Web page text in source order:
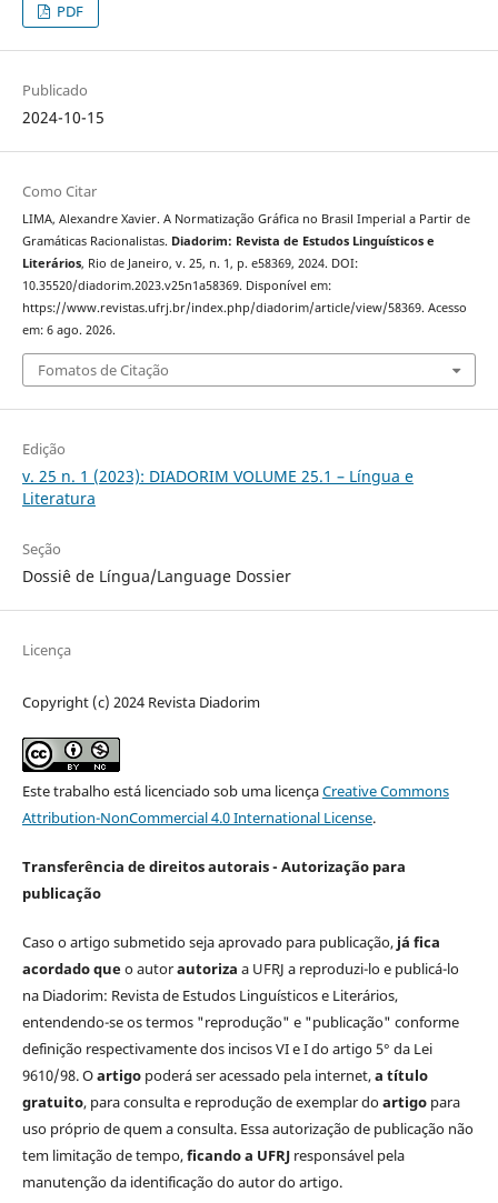
PDF
Publicado
2024-10-15
Como Citar
LIMA, Alexandre Xavier. A Normatização Gráfica no Brasil Imperial a Partir de
Gramáticas Racionalistas. Diadorim: Revista de Estudos Linguísticos e
Literários, Rio de Janeiro, v. 25, n. 1, p. e58369, 2024. DOI:
10.35520/diadorim.2023.v25n1a58369. Disponível em:
https://www.revistas.ufrj.br/index.php/diadorim/article/view/58369. Acesso
em: 6 ago. 2026.
Fomatos de Citação
Edição
v. 25 n. 1 (2023): DIADORIM VOLUME 25.1 – Língua e
Literatura
Seção
Dossiê de Língua/Language Dossier
Licença
Copyright (c) 2024 Revista Diadorim
Este trabalho está licenciado sob uma licençaCreative Commons
Attribution-NonCommercial 4.0 International License.
Transferência de direitos autorais - Autorização para
publicação
Caso o artigo submetido seja aprovado para publicação, já fica
acordado queo autorautoriza a UFRJ a reproduzi-lo e publicá-lo
na Diadorim: Revista de Estudos Linguísticos e Literários,
entendendo-se os termos "reprodução" e "publicação" conforme
definição respectivamente dos incisos VI e I do artigo 5° da Lei
9610/98. Oartigopoderá ser acessado pela internet,a título
gratuito, para consulta e reprodução de exemplar doartigopara
uso próprio de quem a consulta. Essa autorização de publicação não
tem limitação de tempo,ficando a UFRJresponsável pela
manutenção da identificação do autor do artigo.